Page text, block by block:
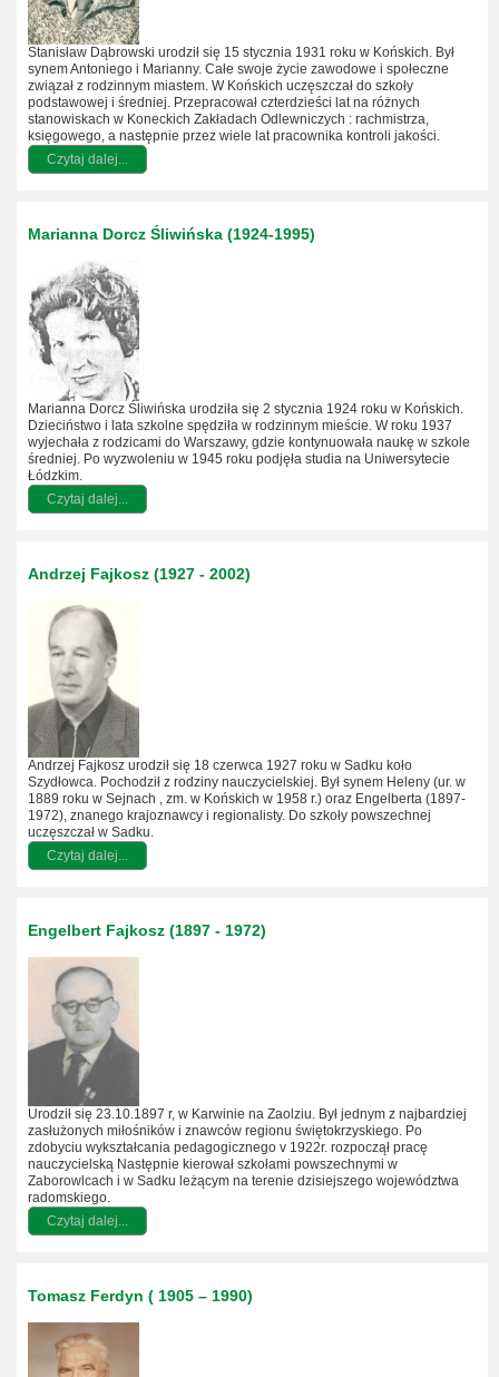
Stanisław Dąbrowski urodził się 15 stycznia 1931 roku w Końskich. Był
synem Antoniego i Marianny. Całe swoje życie zawodowe i społeczne
związał z rodzinnym miastem. W Końskich uczęszczał do szkoły
podstawowej i średniej. Przepracował czterdzieści lat na różnych
stanowiskach w Koneckich Zakładach Odlewniczych : rachmistrza,
księgowego, a następnie przez wiele lat pracownika kontroli jakości.
Czytaj dalej...
Marianna Dorcz Śliwińska (1924-1995)
Marianna Dorcz Śliwińska urodziła się 2 stycznia 1924 roku w Końskich.
Dzieciństwo i lata szkolne spędziła w rodzinnym mieście. W roku 1937
wyjechała z rodzicami do Warszawy, gdzie kontynuowała naukę w szkole
średniej. Po wyzwoleniu w 1945 roku podjęła studia na Uniwersytecie
Łódzkim.
Czytaj dalej...
Andrzej Fajkosz (1927 - 2002)
Andrzej Fajkosz urodził się 18 czerwca 1927 roku w Sadku koło
Szydłowca. Pochodził z rodziny nauczycielskiej. Był synem Heleny (ur. w
1889 roku w Sejnach , zm. w Końskich w 1958 r.) oraz Engelberta (1897-
1972), znanego krajoznawcy i regionalisty. Do szkoły powszechnej
uczęszczał w Sadku.
Czytaj dalej...
Engelbert Fajkosz (1897 - 1972)
Urodził się 23.10.1897 r, w Karwinie na Zaolziu. Był jednym z najbardziej
zasłużonych miłośników i znawców regionu świętokrzyskiego. Po
zdobyciu wykształcania pedagogicznego v 1922r. rozpoczął pracę
nauczycielską Następnie kierował szkołami powszechnymi w
Zaborowlcach i w Sadku leżącym na terenie dzisiejszego województwa
radomskiego.
Czytaj dalej...
Tomasz Ferdyn ( 1905 – 1990)